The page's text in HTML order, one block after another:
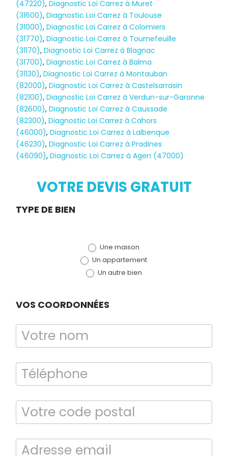
Diagnostic
Bilan énergétique
DPE
(47220),Diagnostic Loi Carrez à Muret
(31600),Diagnostic Loi Carrez à Toulouse
(31000),Diagnostic Loi Carrez à Colomiers
(31770),Diagnostic Loi Carrez à Tournefeuille
(31170),Diagnostic Loi Carrez à Blagnac
(31700),Diagnostic Loi Carrez à Balma
(31130),Diagnostic Loi Carrez à Montauban
(82000),Diagnostic Loi Carrez à Castelsarrasin
(82100),Diagnostic Loi Carrez à Verdun-sur-Garonne
(82600),Diagnostic Loi Carrez à Caussade
(82300),Diagnostic Loi Carrez à Cahors
(46000),Diagnostic Loi Carrez à Lalbenque
(46230),Diagnostic Loi Carrez à Pradines
(46090),Diagnostic Loi Carrez à Agen (47000)
VOTRE DEVIS GRATUIT
Demande
TYPE DE BIEN
Une maison
Un appartement
Un autre bien
VOS COORDONNÉES